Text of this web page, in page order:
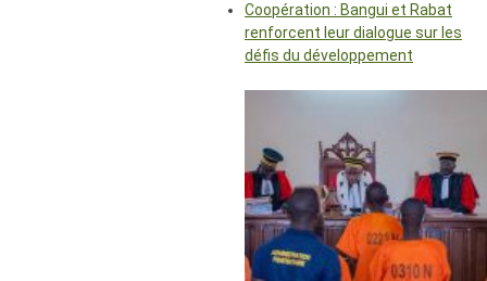
Coopération : Bangui et Rabat
renforcent leur dialogue sur les
défis du développement